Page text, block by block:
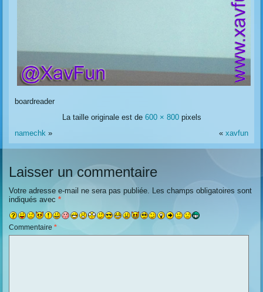
boardreader
La taille originale est de 600 × 800pixels
namechk » « xavfun
Laisser un commentaire
Votre adresse e-mail ne sera pas publiée.
Les champs obligatoires sont
indiqués avec*
Commentaire*